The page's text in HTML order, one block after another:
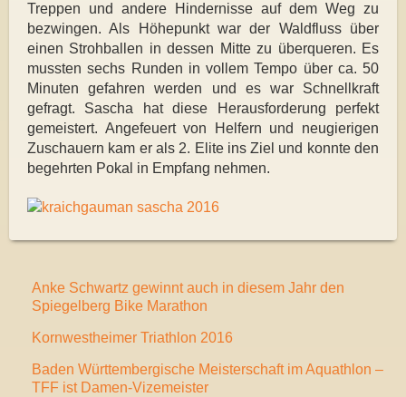
Treppen und andere Hindernisse auf dem Weg zu
bezwingen. Als Höhepunkt war der Waldfluss über
einen Strohballen in dessen Mitte zu überqueren. Es
mussten sechs Runden in vollem Tempo über ca. 50
Minuten gefahren werden und es war Schnellkraft
gefragt. Sascha hat diese Herausforderung perfekt
gemeistert. Angefeuert von Helfern und neugierigen
Zuschauern kam er als 2. Elite ins Ziel und konnte den
begehrten Pokal in Empfang nehmen.
Anke Schwartz gewinnt auch in diesem Jahr den
Spiegelberg Bike Marathon
Kornwestheimer Triathlon 2016
Baden Württembergische Meisterschaft im Aquathlon –
TFF ist Damen-Vizemeister